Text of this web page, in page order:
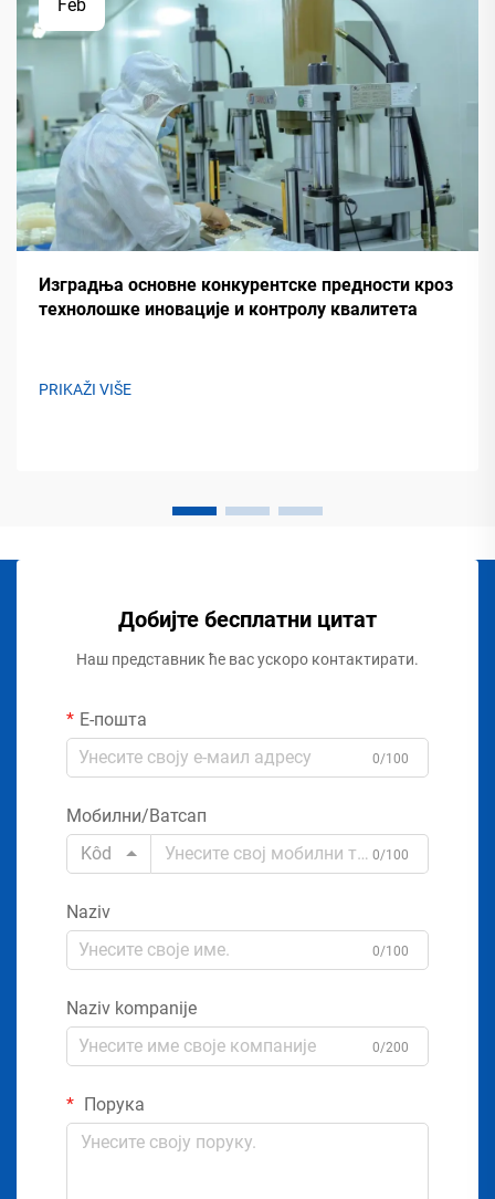
Feb
Изградња основне конкурентске предности кроз
технолошке иновације и контролу квалитета
PRIKAŽI VIŠE
Добијте бесплатни цитат
Наш представник ће вас ускоро контактирати.
Е-пошта
0/100
Мобилни/Ватсап
Kôd
0/100
Naziv
0/100
Naziv kompanije
0/200
Порука